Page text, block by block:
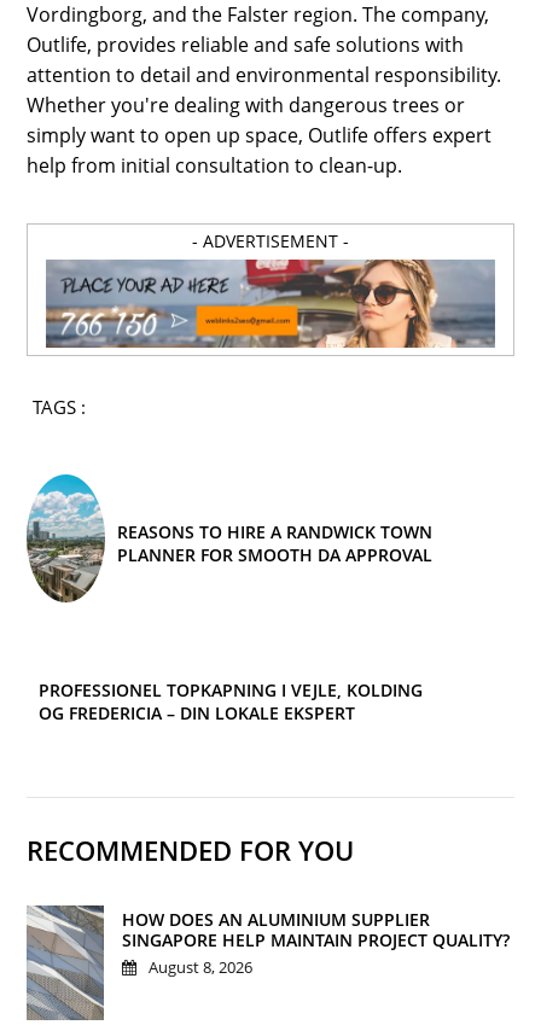
Vordingborg, and the Falster region. The company,
Outlife, provides reliable and safe solutions with
attention to detail and environmental responsibility.
Whether you're dealing with dangerous trees or
simply want to open up space, Outlife offers expert
help from initial consultation to clean-up.
- ADVERTISEMENT -
TAGS :
REASONS TO HIRE A RANDWICK TOWN
PLANNER FOR SMOOTH DA APPROVAL
PROFESSIONEL TOPKAPNING I VEJLE, KOLDING
OG FREDERICIA – DIN LOKALE EKSPERT
RECOMMENDED FOR YOU
HOW DOES AN ALUMINIUM SUPPLIER
SINGAPORE HELP MAINTAIN PROJECT QUALITY?
August 8, 2026